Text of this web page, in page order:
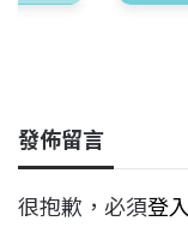
發佈留言
很抱歉，必須登入